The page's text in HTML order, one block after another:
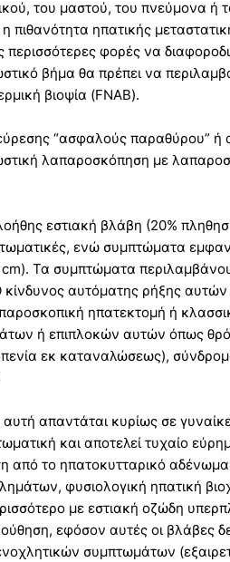
του μαστού, του πνεύμονα ή
πιθανότητα ηπατικής
φορές να
βήμα θα πρέπει να
βιοψία (FNAB).
“ασφαλούς παραθύρου” ή
λαπαροσκόπηση με
εστιακή βλάβη (20%
ενώ συμπτώματα
Τα συμπτώματα
αυτόματης ρήξης αυτών
ηπατεκτομή ή
ή επιπλοκών αυτών όπως
εκ καταναλώσεως),
απαντάται κυρίως σε
και αποτελεί τυχαίο
από το ηπατοκυτταρικό
φυσιολογική ηπατική
με εστιακή οζώδη
εφόσον αυτές οι βλάβες
συμπτωμάτων